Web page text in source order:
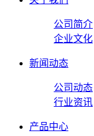
公司简介
企业文化
新闻动态
公司动态
行业资讯
产品中心